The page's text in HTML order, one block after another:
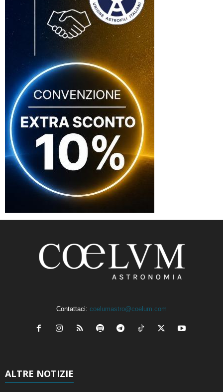
Contattaci: coelumastro@coelum.com
ALTRE NOTIZIE